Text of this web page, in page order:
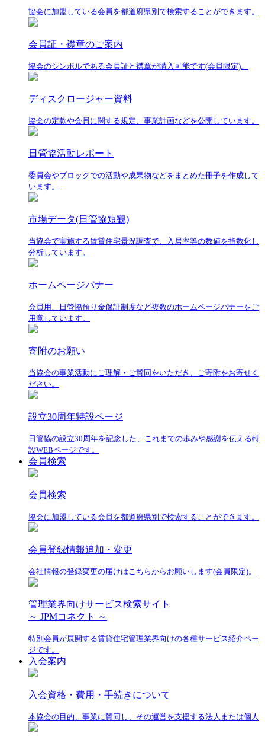
協会に加盟している会員を都道府県別で検索することができます。
会員証・襟章のご案内
協会のシンボルである会員証と襟章が購入可能です(会員限定)。
ディスクロージャー資料
協会の定款や会員に関する規定、事業計画などを公開しています。
日管協活動レポート
委員会やブロックでの活動や成果物などをまとめた冊子を作成して
います。
市場データ(日管協短観)
当協会で実施する賃貸住宅景況調査で、入居率等の数値を指数化し
分析しています。
ホームページバナー
会員用、日管協預り金保証制度など複数のホームページバナーをご
用意しています。
寄附のお願い
当協会の事業活動にご理解・ご賛同をいただき、ご寄附をお寄せく
ださい。
設立30周年特設ページ
日管協の設立30周年を記念した、これまでの歩みや感謝を伝える特
設WEBページです。
会員検索
会員検索
協会に加盟している会員を都道府県別で検索することができます。
会員登録情報追加・変更
会社情報の登録変更の届けはこちらからお願いします(会員限定)。
管理業界向けサービス検索サイト
～ JPMコネクト ～
特別会員が展開する賃貸住宅管理業界向けの各種サービス紹介ペー
ジです。
入会案内
入会資格・費用・手続きについて
本協会の目的、事業に賛同し、その運営を支援する法人または個人